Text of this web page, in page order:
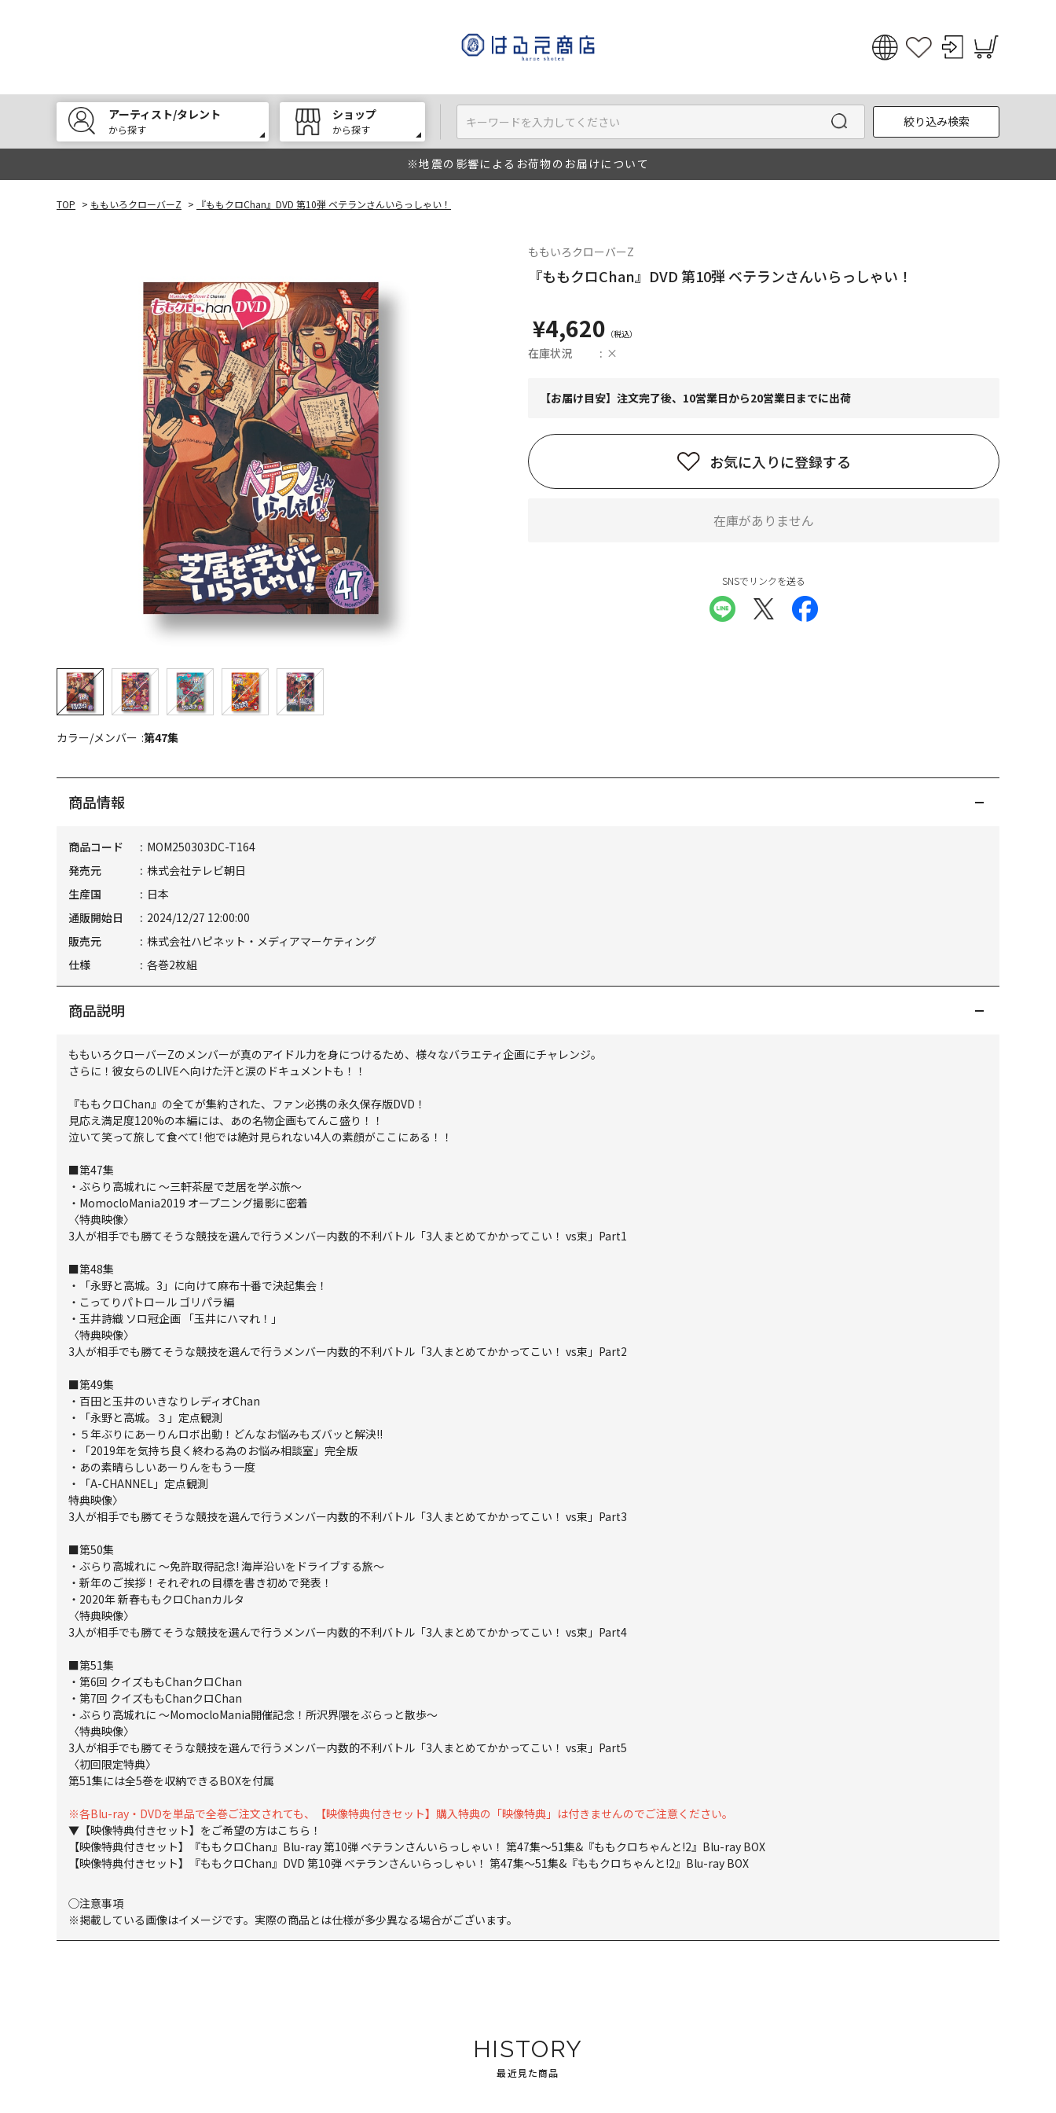
English
한국어
アーティスト/タレント
から探す
ショップ
から探す
絞り込み検索
※地震の影響によるお荷物のお届けについて
TOP > ももいろクローバーZ > 『ももクロChan』DVD 第10弾 ベテランさんいらっしゃい！
カラー/メンバー 第47集
ももいろクローバーZ
『ももクロChan』DVD 第10弾 ベテランさんいらっしゃい！
¥4,620
在庫状況 ×
【お届け目安】注文完了後、10営業日から20営業日までに出荷
お気に入りに登録する
在庫がありません
SNSでリンクを送る
商品情報
商品コード
MOM250303DC-T164
発売元
株式会社テレビ朝日
生産国
日本
通販開始日
2024/12/27 12:00:00
販売元
株式会社ハピネット・メディアマーケティング
仕様
各巻2枚組
商品説明
ももいろクローバーZのメンバーが真のアイドル力を身につけるため、様々なバラエティ企画にチャレンジ。
さらに！彼女らのLIVEへ向けた汗と涙のドキュメントも！！
『ももクロChan』の全てが集約された、ファン必携の永久保存版DVD！
見応え満足度120%の本編には、あの名物企画もてんこ盛り！！
泣いて笑って旅して食べて! 他では絶対見られない4人の素顔がここにある！！
■第47集
・ぶらり高城れに ～三軒茶屋で芝居を学ぶ旅～
・MomocloMania2019 オープニング撮影に密着
〈特典映像〉
3人が相手でも勝てそうな競技を選んで行うメンバー内数的不利バトル「3人まとめてかかってこい！ vs束」Part1
■第48集
・「永野と高城。3」に向けて麻布十番で決起集会！
・こってりパトロール ゴリパラ編
・玉井詩織 ソロ冠企画 「玉井にハマれ！」
〈特典映像〉
3人が相手でも勝てそうな競技を選んで行うメンバー内数的不利バトル「3人まとめてかかってこい！ vs束」Part2
■第49集
・百田と玉井のいきなりレディオChan
・「永野と高城。３」定点観測
・５年ぶりにあーりんロボ出動！どんなお悩みもズバッと解決!!
・「2019年を気持ち良く終わる為のお悩み相談室」完全版
・あの素晴らしいあーりんをもう一度
・「A-CHANNEL」定点観測
特典映像〉
3人が相手でも勝てそうな競技を選んで行うメンバー内数的不利バトル「3人まとめてかかってこい！ vs束」Part3
■第50集
・ぶらり高城れに ～免許取得記念! 海岸沿いをドライブする旅～
・新年のご挨拶！それぞれの目標を書き初めで発表！
・2020年 新春ももクロChanカルタ
〈特典映像〉
3人が相手でも勝てそうな競技を選んで行うメンバー内数的不利バトル「3人まとめてかかってこい！ vs束」Part4
■第51集
・第6回 クイズももChanクロChan
・第7回 クイズももChanクロChan
・ぶらり高城れに ～MomocloMania開催記念！所沢界隈をぶらっと散歩～
〈特典映像〉
3人が相手でも勝てそうな競技を選んで行うメンバー内数的不利バトル「3人まとめてかかってこい！ vs束」Part5
〈初回限定特典〉
第51集には全5巻を収納できるBOXを付属
※各Blu-ray・DVDを単品で全巻ご注文されても、【映像特典付きセット】購入特典の「映像特典」は付きませんのでご注意ください。
▼【映像特典付きセット】をご希望の方はこちら！
【映像特典付きセット】『ももクロChan』Blu-ray 第10弾 ベテランさんいらっしゃい！ 第47集～51集&『ももクロちゃんと!2』Blu-ray BOX
【映像特典付きセット】『ももクロChan』DVD 第10弾 ベテランさんいらっしゃい！ 第47集～51集&『ももクロちゃんと!2』Blu-ray BOX
◯注意事項
※掲載している画像はイメージです。実際の商品とは仕様が多少異なる場合がございます。
HISTORY
最近見た商品